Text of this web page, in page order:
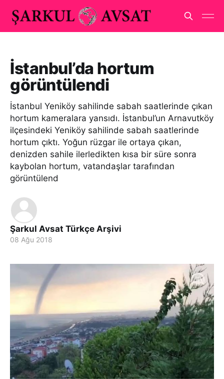
İstanbul’da hortum
görüntülendi
İstanbul Yeniköy sahilinde sabah saatlerinde çıkan
hortum kameralara yansıdı. İstanbul’un Arnavutköy
ilçesindeki Yeniköy sahilinde sabah saatlerinde
hortum çıktı. Yoğun rüzgar ile ortaya çıkan,
denizden sahile ilerledikten kısa bir süre sonra
kaybolan hortum, vatandaşlar tarafından
görüntülend
Şarkul Avsat Türkçe Arşivi
08 Ağu 2018